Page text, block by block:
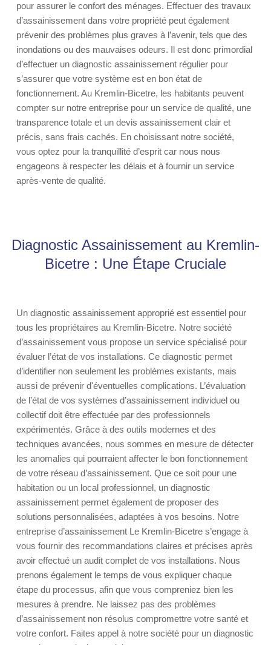
pour assurer le confort des ménages. Effectuer des travaux
d’assainissement dans votre propriété peut également
prévenir des problèmes plus graves à l’avenir, tels que des
inondations ou des mauvaises odeurs. Il est donc primordial
d’effectuer un diagnostic assainissement régulier pour
s’assurer que votre système est en bon état de
fonctionnement. Au Kremlin-Bicetre, les habitants peuvent
compter sur notre entreprise pour un service de qualité, une
transparence totale et un devis assainissement clair et
précis, sans frais cachés. En choisissant notre société,
vous optez pour la tranquillité d’esprit car nous nous
engageons à respecter les délais et à fournir un service
après-vente de qualité.
Diagnostic Assainissement au Kremlin-
Bicetre : Une Étape Cruciale
Un diagnostic assainissement approprié est essentiel pour
tous les propriétaires au Kremlin-Bicetre. Notre société
d’assainissement vous propose un service spécialisé pour
évaluer l’état de vos installations. Ce diagnostic permet
d’identifier non seulement les problèmes existants, mais
aussi de prévenir d'éventuelles complications. L’évaluation
de l’état de vos systèmes d’assainissement individuel ou
collectif doit être effectuée par des professionnels
expérimentés. Grâce à des outils modernes et des
techniques avancées, nous sommes en mesure de détecter
les anomalies qui pourraient affecter le bon fonctionnement
de votre réseau d’assainissement. Que ce soit pour une
habitation ou un local professionnel, un diagnostic
assainissement permet également de proposer des
solutions personnalisées, adaptées à vos besoins. Notre
entreprise d’assainissement Le Kremlin-Bicetre s’engage à
vous fournir des recommandations claires et précises après
avoir effectué un audit complet de vos installations. Nous
prenons également le temps de vous expliquer chaque
étape du processus, afin que vous compreniez bien les
mesures à prendre. Ne laissez pas des problèmes
d’assainissement non résolus compromettre votre santé et
votre confort. Faites appel à notre société pour un diagnostic